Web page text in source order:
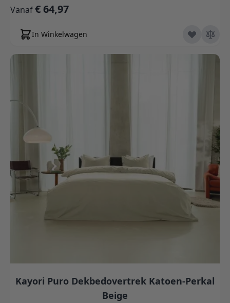
Vanaf€ 64,97
In Winkelwagen
Kayori Puro Dekbedovertrek Katoen-Perkal
Beige